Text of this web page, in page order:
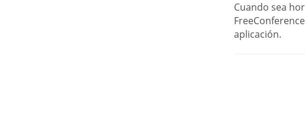
Cuando sea
aplicación.